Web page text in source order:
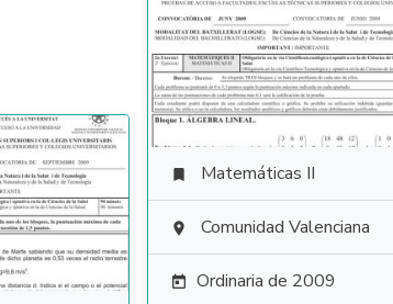
 Matemáticas II
 Comunidad Valenciana
 Ordinaria de 2009